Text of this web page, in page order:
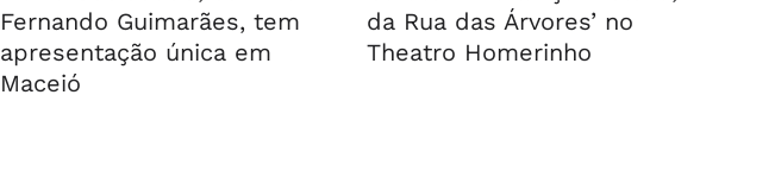
Fernando Guimarães, tem
apresentação única em
Maceió
da Rua das Árvores’ no
Theatro Homerinho